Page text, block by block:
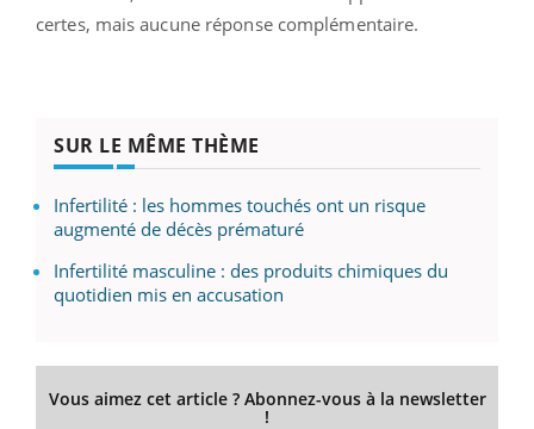
certes, mais aucune réponse complémentaire.
SUR LE MÊME THÈME
Infertilité : les hommes touchés ont un risque
augmenté de décès prématuré
Infertilité masculine : des produits chimiques du
quotidien mis en accusation
Vous aimez cet article ? Abonnez-vous à la newsletter
!